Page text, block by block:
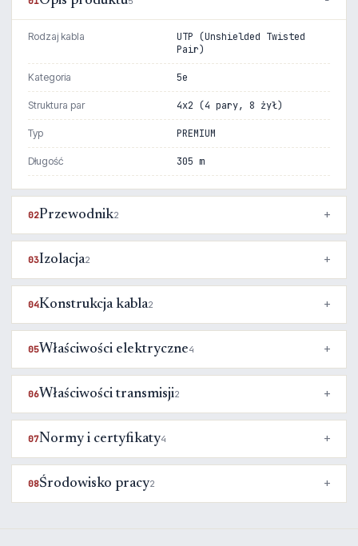
Rodzaj kabla
UTP (Unshielded Twisted
Pair)
Kategoria 5e
Struktura par 4x2 (4 pary, 8 żył)
Typ PREMIUM
Długość 305 m
02Przewodnik2
03Izolacja2
04Konstrukcja kabla2
05Właściwości elektryczne4
06Właściwości transmisji2
07Normy i certyfikaty4
08Środowisko pracy2